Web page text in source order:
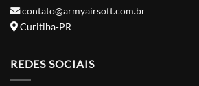
contato@armyairsoft.com.br
Curitiba-PR
REDES SOCIAIS